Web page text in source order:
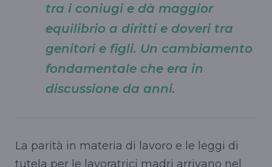
tra i coniugi e dà maggior
equilibrio a diritti e doveri tra
genitori e figli. Un cambiamento
fondamentale che era in
discussione da anni.
La parità in materia di lavoro e le leggi di
tutela per le lavoratrici madri arrivano nel